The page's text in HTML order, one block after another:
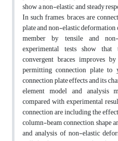
show a non-elastic and steady
In such frames, braces are
plate and non-elastic
member by tensile and
experimental tests show
convergent braces improves
permitting connection plate to
connection plate effects and its
element model and analysis
compared with experimental
connection are including the
column-beam connection, shape
and analysis of non-elastic